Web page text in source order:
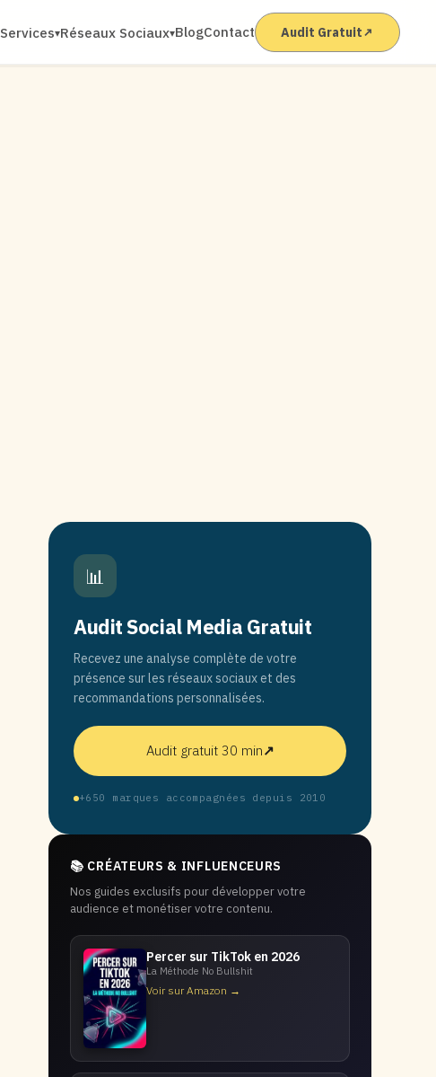
Services▾Réseaux Sociaux▾BlogContact Audit Gratuit↗
📊
Audit Social Media Gratuit
Recevez une analyse complète de votre
présence sur les réseaux sociaux et des
recommandations personnalisées.
Audit gratuit 30 min↗
+650 marques accompagnées depuis 2010
📚 CRÉATEURS & INFLUENCEURS
Nos guides exclusifs pour développer votre
audience et monétiser votre contenu.
Percer sur TikTok en 2026
La Méthode No Bullshit
Voir sur Amazon →